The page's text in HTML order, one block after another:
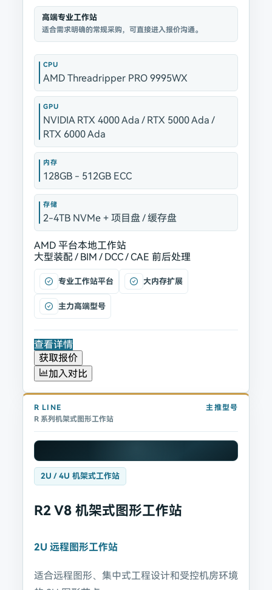
高端专业工作站
适合需求明确的常规采购，可直接进入报价沟通。
CPU
AMD Threadripper PRO 9995WX
GPU
NVIDIA RTX 4000 Ada / RTX 5000 Ada /
RTX 6000 Ada
内存
128GB - 512GB ECC
存储
2-4TB NVMe + 项目盘 / 缓存盘
AMD 平台本地工作站
大型装配 / BIM / DCC / CAE 前后处理
专业工作站平台 大内存扩展
主力高端型号
查看详情
获取报价
加入对比
R LINE
R 系列机架式图形工作站
主推型号
2U / 4U 机架式工作站
R2 V8 机架式图形工作站
2U 远程图形工作站
适合远程图形、集中式工程设计和受控机房环境